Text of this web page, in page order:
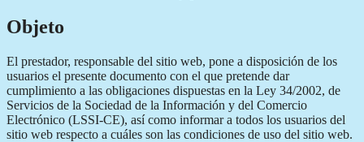
Objeto
El prestador, responsable del sitio web, pone a disposición de los
usuarios el presente documento con el que pretende dar
cumplimiento a las obligaciones dispuestas en la Ley 34/2002, de
Servicios de la Sociedad de la Información y del Comercio
Electrónico (LSSI-CE), así como informar a todos los usuarios del
sitio web respecto a cuáles son las condiciones de uso del sitio web.